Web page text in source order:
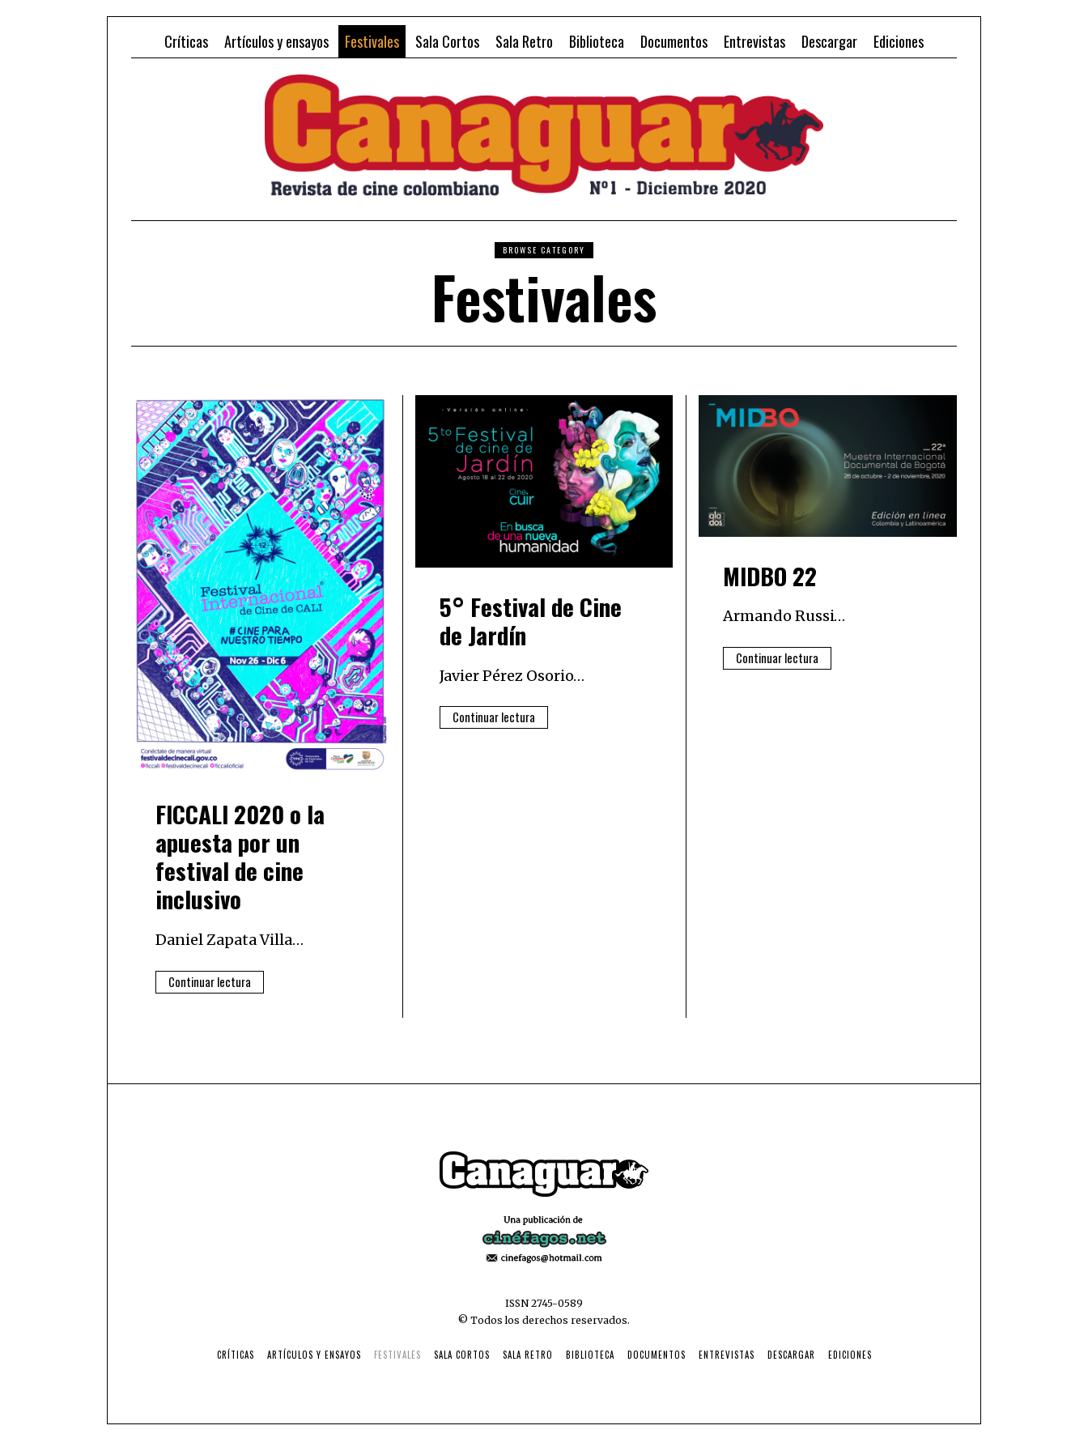
Críticas Artículos y ensayos Festivales Sala Cortos Sala Retro Biblioteca Documentos Entrevistas Descargar Ediciones
BROWSE CATEGORY
Festivales
FICCALI 2020 o la
apuesta por un
festival de cine
inclusivo
Daniel Zapata Villa…
Continuar lectura
5° Festival de Cine
de Jardín
Javier Pérez Osorio…
Continuar lectura
MIDBO 22
Armando Russi…
Continuar lectura
ISSN 2745-0589
© Todos los derechos reservados.
CRÍTICAS ARTÍCULOS Y ENSAYOS FESTIVALES SALA CORTOS SALA RETRO BIBLIOTECA DOCUMENTOS ENTREVISTAS DESCARGAR EDICIONES